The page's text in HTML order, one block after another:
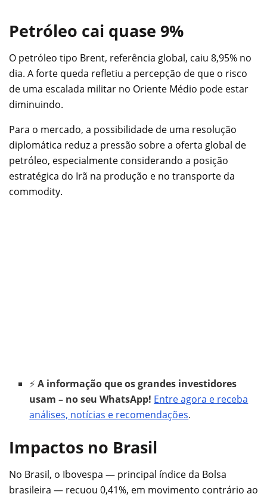
Petróleo cai quase 9%
O petróleo tipo Brent, referência global, caiu 8,95% no
dia. A forte queda refletiu a percepção de que o risco
de uma escalada militar no Oriente Médio pode estar
diminuindo.
Para o mercado, a possibilidade de uma resolução
diplomática reduz a pressão sobre a oferta global de
petróleo, especialmente considerando a posição
estratégica do Irã na produção e no transporte da
commodity.
⚡A informação que os grandes investidores
usam – no seu WhatsApp! Entre agora e receba
análises, notícias e recomendações.
Impactos no Brasil
No Brasil, o Ibovespa — principal índice da Bolsa
brasileira — recuou 0,41%, em movimento contrário ao